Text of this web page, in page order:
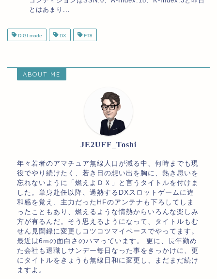
とはあまり...
DIGI mode DX FT8
ABOUT ME
JE2UFF_Toshi
年々若者のアマチュア無線人口が減る中、何時までも現
役でやり続けたく、若き日の想い出を胸に、熱き思いを
忘れないように「燃えよＤＸ」と言うタイトルを付けま
した。単身赴任以降、過熱するDXスロットゲームに違
和感を覚え、主力だったHFのアンテナも下ろしてしま
ったこともあり、燃えるような情熱からいろんな楽しみ
方が有るんだ。そう思えるようになって、タイトルもむ
せん見聞録に変更しコツコツマイペースでやってます。
最近は6mの面白さのハマっています。 更に、長年勤め
た会社も退職しサンデー毎日なった事をきっかけに、更
にタイトルをきょうも無線日和に変更し、まだまだ続け
ますよ。